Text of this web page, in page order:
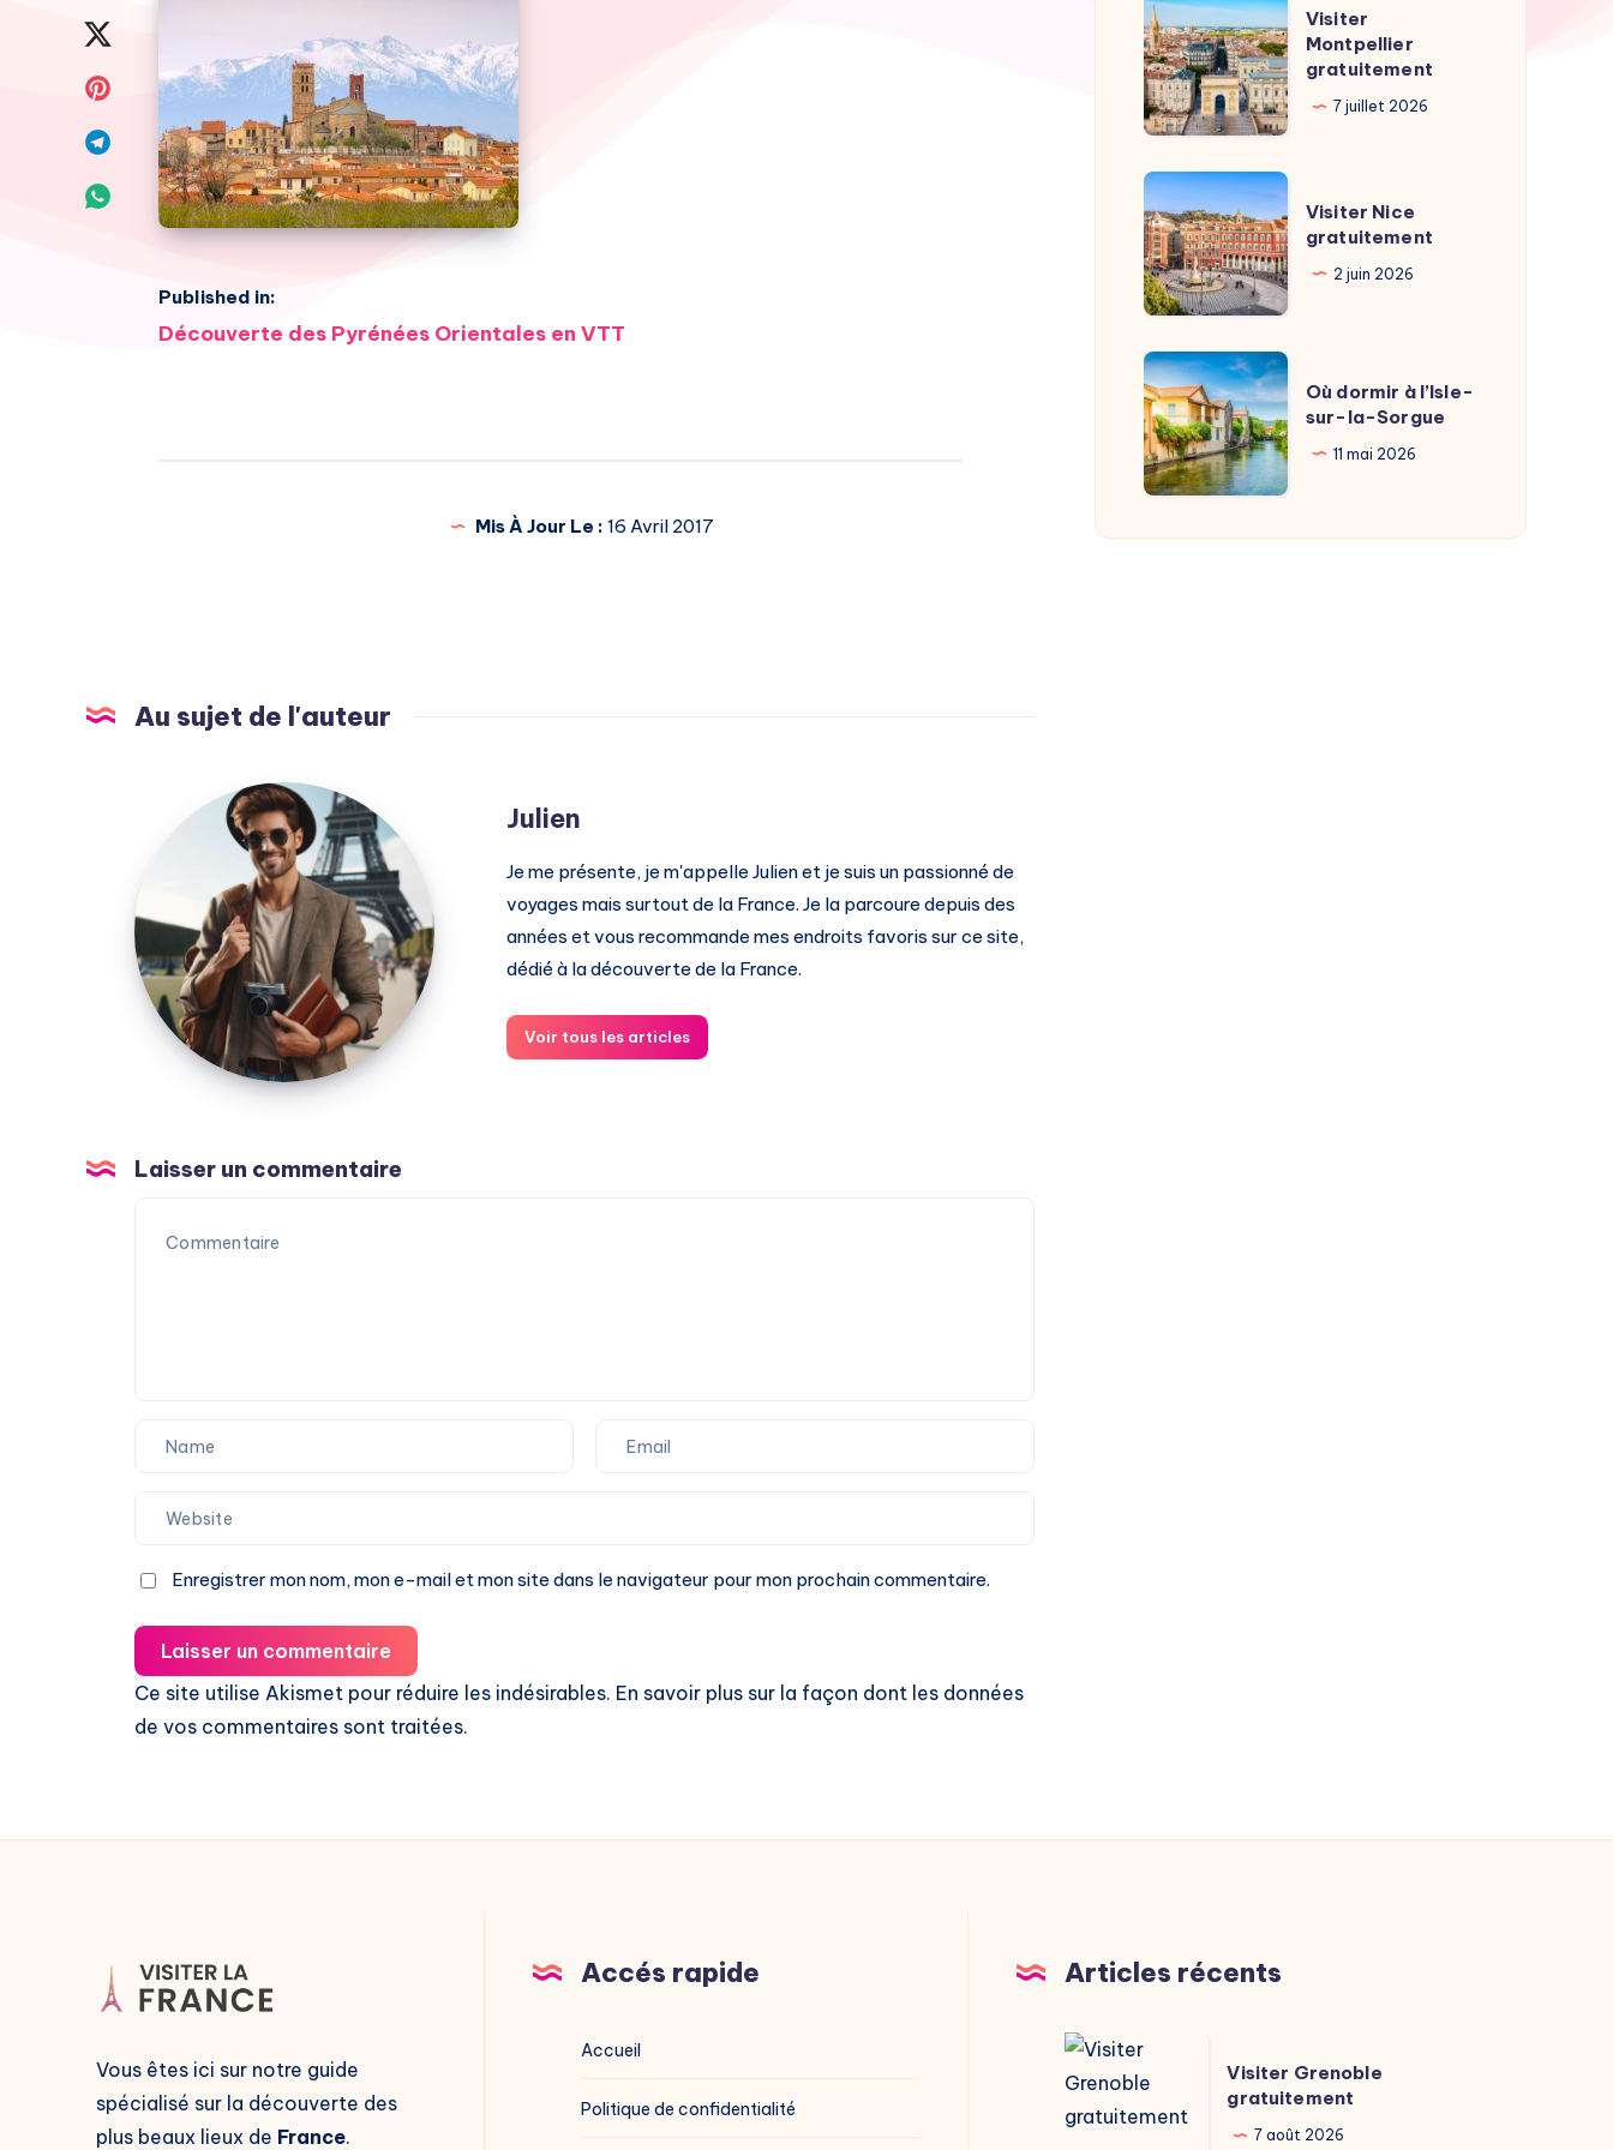
Facebook
Twitter
Share
Pinterest
Share
Telegram
Share
Whatsapp
Published in:
Navigation
Découverte des Pyrénées Orientales en VTT
Mis À Jour Le : 16 Avril 2017
Au sujet de l'auteur
Julien
Julien
Je me présente, je m'appelle Julien et je suis un passionné de
voyages mais surtout de la France. Je la parcoure depuis des
années et vous recommande mes endroits favoris sur ce site,
dédié à la découverte de la France.
Voir tous les articles
Laisser un commentaire
Enregistrer mon nom, mon e-mail et mon site dans le navigateur pour mon prochain commentaire.
Laisser un commentaire
Ce site utilise Akismet pour réduire les indésirables. En savoir plus sur la façon dont les données
de vos commentaires sont traitées.
Visiter
Montpellier
gratuitement
Visiter
Montpellier
gratuitement
7 juillet 2026
Visiter
Nice
gratuitement
Visiter Nice
gratuitement
2 juin 2026
Où
dormir
à
l’Isle-
sur-
la-
Où dormir à l’Isle-
sur-la-Sorgue
11 mai 2026
Vous êtes ici sur notre guide
spécialisé sur la découverte des
plus beaux lieux de France.
Accés rapide
Accueil
Politique de confidentialité
Articles récents
Visiter
Grenoble
gratuitement
Visiter Grenoble
gratuitement
7 août 2026